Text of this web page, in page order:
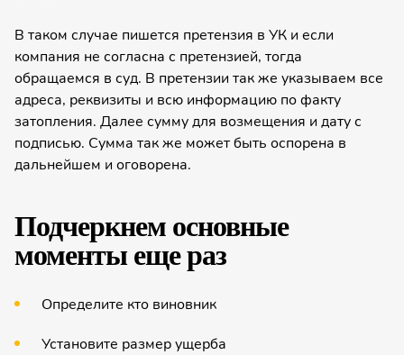
В таком случае пишется претензия в УК и если
компания не согласна с претензией, тогда
обращаемся в суд. В претензии так же указываем все
адреса, реквизиты и всю информацию по факту
затопления. Далее сумму для возмещения и дату с
подписью. Сумма так же может быть оспорена в
дальнейшем и оговорена.
Подчеркнем основные
моменты еще раз
Определите кто виновник
Установите размер ущерба